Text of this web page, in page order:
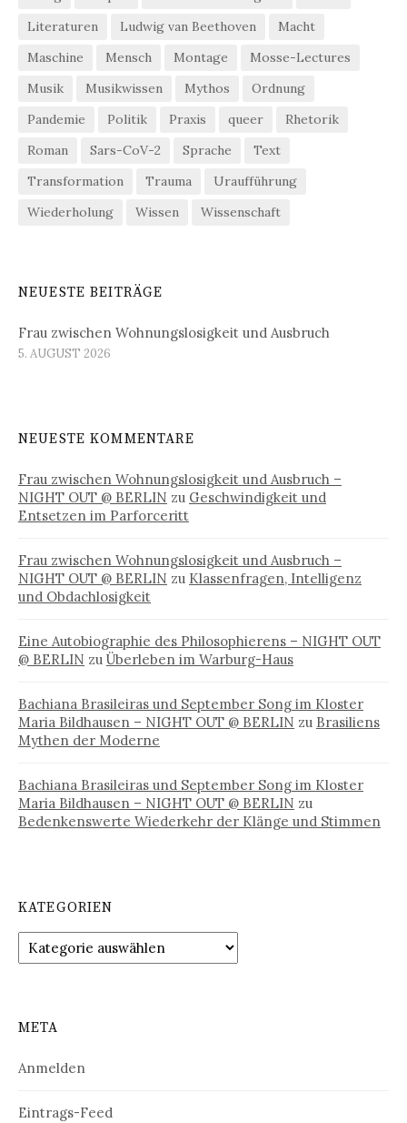
Literaturen
Ludwig van Beethoven
Macht
Maschine
Mensch Montage
Mosse-Lectures
Musik
Musikwissen Mythos
Ordnung
Pandemie
Politik Praxis queer
Rhetorik
Roman
Sars-CoV-2 Sprache
Text
Transformation
Trauma
Uraufführung
Wiederholung
Wissen Wissenschaft
NEUESTE BEITRÄGE
Frau zwischen Wohnungslosigkeit und Ausbruch
5. AUGUST 2026
NEUESTE KOMMENTARE
Frau zwischen Wohnungslosigkeit und Ausbruch –
NIGHT OUT @ BERLIN zu Geschwindigkeit und
Entsetzen im Parforceritt
Frau zwischen Wohnungslosigkeit und Ausbruch –
NIGHT OUT @ BERLIN zu Klassenfragen, Intelligenz
und Obdachlosigkeit
Eine Autobiographie des Philosophierens – NIGHT OUT
@ BERLIN zu Überleben im Warburg-Haus
Bachiana Brasileiras und September Song im Kloster
Maria Bildhausen – NIGHT OUT @ BERLIN zu Brasiliens
Mythen der Moderne
Bachiana Brasileiras und September Song im Kloster
Maria Bildhausen – NIGHT OUT @ BERLIN zu
Bedenkenswerte Wiederkehr der Klänge und Stimmen
KATEGORIEN
Kategorien
META
Anmelden
Eintrags-Feed